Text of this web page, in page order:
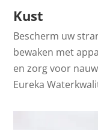
Kust
Bescherm uw
bewaken met
en zorg voor
Eureka